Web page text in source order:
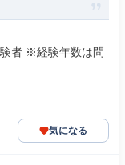
者 ※経験年数は問
気になる